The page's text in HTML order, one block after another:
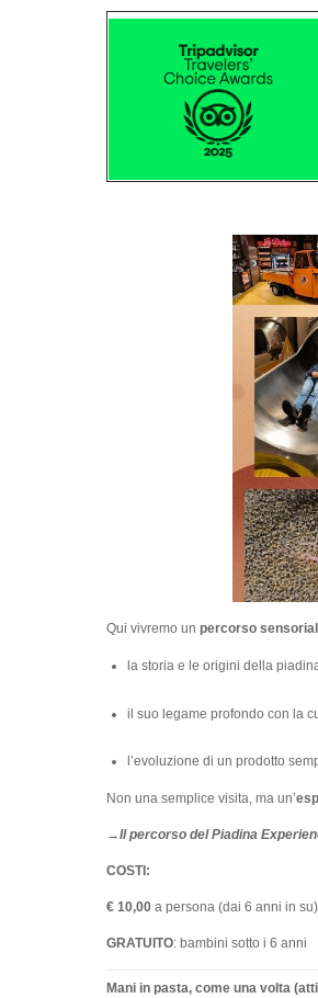
Qui vivremo un percorso
la storia e le origini della
il suo legame profondo con la
l’evoluzione di un prodotto
Non una semplice visita, ma un’
→Il percorso del Piadina
COSTI:
€ 10,00 a persona (dai 6 anni in su)
GRATUITO: bambini sotto i 6 anni
Mani in pasta, come una volta